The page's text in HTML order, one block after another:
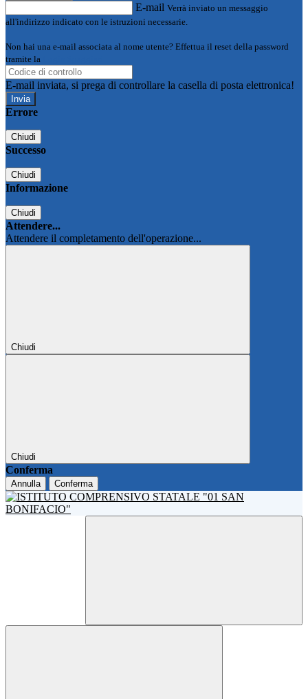
E-mail Verrà inviato un messaggio
all'indirizzo indicato con le istruzioni necessarie.
Non hai una e-mail associata al nome utente? Effettua il reset della password
tramite la
E-mail inviata, si prega di controllare la casella di posta elettronica!
Errore
Chiudi
Successo
Chiudi
Informazione
Chiudi
Attendere...
Attendere il completamento dell'operazione...
Chiudi
Chiudi
Conferma
Annulla Conferma